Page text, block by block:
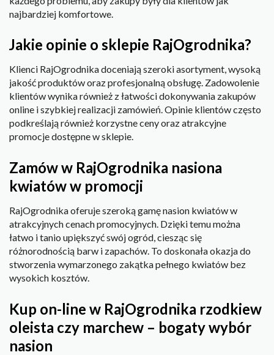
najbardziej komfortowe.
Jakie opinie o sklepie RajOgrodnika?
Klienci RajOgrodnika doceniają szeroki asortyment, wysoką
jakość produktów oraz profesjonalną obsługę. Zadowolenie
klientów wynika również z łatwości dokonywania zakupów
online i szybkiej realizacji zamówień. Opinie klientów często
podkreślają również korzystne ceny oraz atrakcyjne
promocje dostępne w sklepie.
Zamów w RajOgrodnika nasiona
kwiatów w promocji
RajOgrodnika oferuje szeroką gamę nasion kwiatów w
atrakcyjnych cenach promocyjnych. Dzięki temu można
łatwo i tanio upiększyć swój ogród, ciesząc się
różnorodnością barw i zapachów. To doskonała okazja do
stworzenia wymarzonego zakątka pełnego kwiatów bez
wysokich kosztów.
Kup on-line w RajOgrodnika rzodkiew
oleista czy marchew – bogaty wybór
nasion